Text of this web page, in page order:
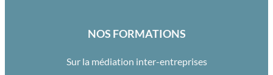
NOS FORMATIONS
Sur la médiation inter-entreprises